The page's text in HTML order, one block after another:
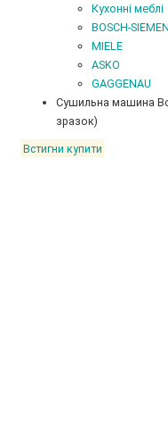
Кухонні меблі
BOSCH-
MIELE
ASKO
GAGGENAU
Сушильна машина
зразок)
Встигни купити